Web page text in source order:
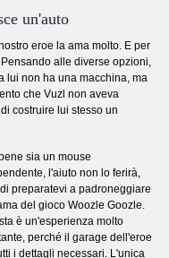
un'auto
eroe la ama molto. E per
alle diverse opzioni,
lui non ha una macchina, ma
che Vuzl non aveva
costruire lui stesso un
sia un mouse
l'aiuto non lo ferirà,
preparatevi a padroneggiare
del gioco Woozle Goozle.
è un'esperienza molto
perché il garage dell'eroe
i dettagli necessari. L'unica